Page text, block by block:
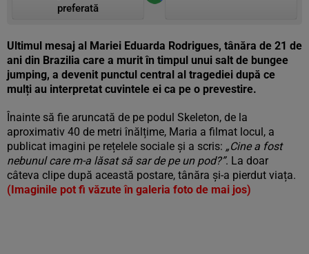
preferată
Ultimul mesaj al Mariei Eduarda Rodrigues, tânăra de 21 de
ani din Brazilia care a murit în timpul unui salt de bungee
jumping, a devenit punctul central al tragediei după ce
mulți au interpretat cuvintele ei ca pe o prevestire.
Înainte să fie aruncată de pe podul Skeleton, de la
aproximativ 40 de metri înălțime, Maria a filmat locul, a
publicat imagini pe rețelele sociale și a scris: „Cine a fost
nebunul care m-a lăsat să sar de pe un pod?”. La doar
câteva clipe după această postare, tânăra și-a pierdut viața.
(Imaginile pot fi văzute în galeria foto de mai jos)